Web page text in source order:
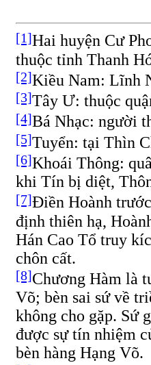
[1]Hai huyện Cư
thuộc tỉnh Thanh
[2]Kiều Nam: Lĩnh
[3]Tây Ư: thuộc
[4]Bá Nhạc: người
[5]Tuyển: tại Thìn
[6]Khoái Thông:
khi Tín bị diệt,
[7]Ðiền Hoành
định thiên hạ,
Hán Cao Tổ truy
chôn cất.
[8]Chương Hàm là
Võ; bèn sai sứ về
không cho gặp. Sứ
được sự tín nhiệm
bèn hàng Hạng Võ.